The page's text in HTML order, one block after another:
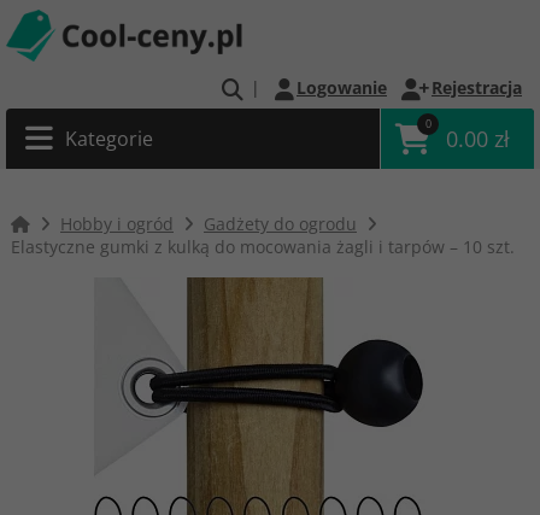
| Logowanie Rejestracja
Kategorie
0
0.00 zł
Hobby i ogród
Gadżety do ogrodu
Elastyczne gumki z kulką do mocowania żagli i tarpów – 10 szt.